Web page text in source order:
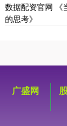
数据配资官网 《
的思考》
广盛网